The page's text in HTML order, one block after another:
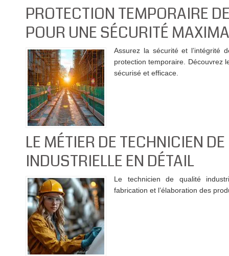
PROTECTION TEMPORAIRE
POUR UNE SÉCURITÉ
Assurez la sécurité et l’intégrité
protection temporaire. Découvrez
sécurisé et efficace.
LE MÉTIER DE TECHNICIEN
INDUSTRIELLE EN DÉTAIL
Le technicien de qualité
fabrication et l’élaboration des